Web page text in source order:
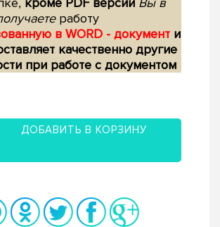
работу
в WORD - документ и
качественно другие
при работе с документом
ДОБАВИТЬ В КОРЗИНУ